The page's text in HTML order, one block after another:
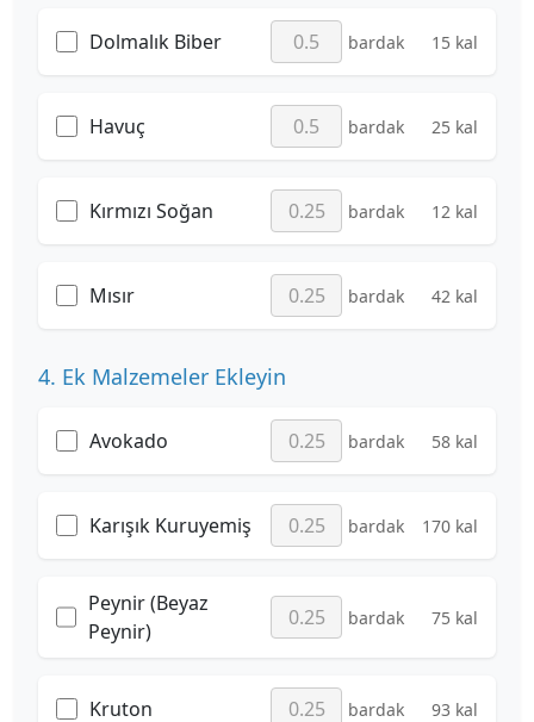
Dolmalık Biber bardak 15 kal
Havuç bardak 25 kal
Kırmızı Soğan bardak 12 kal
Mısır bardak 42 kal
4. Ek Malzemeler Ekleyin
Avokado bardak 58 kal
Karışık Kuruyemiş bardak 170 kal
Peynir (Beyaz
Peynir)
bardak 75 kal
Kruton bardak 93 kal